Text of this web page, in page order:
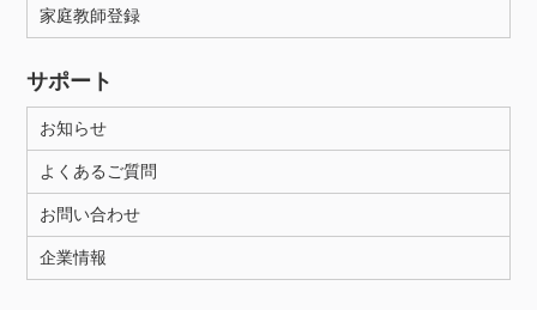
家庭教師登録
サポート
お知らせ
よくあるご質問
お問い合わせ
企業情報